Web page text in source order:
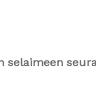
selaimeen